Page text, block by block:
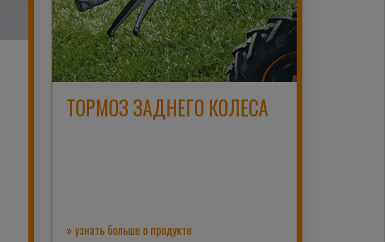
ТОРМОЗ ЗАДНЕГО КОЛЕСА
» узнать больше о продукте